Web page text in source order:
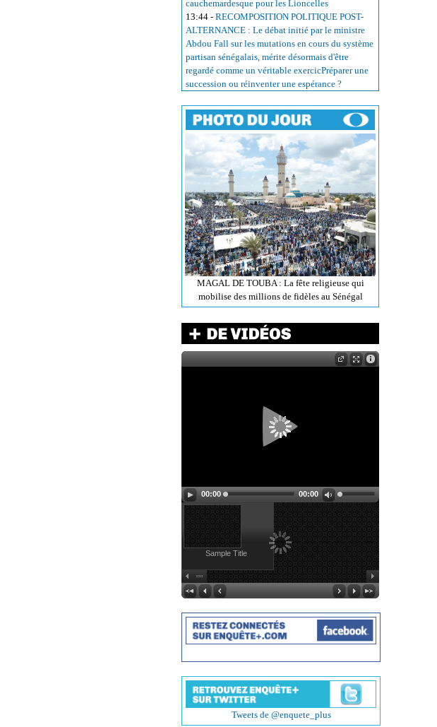
cauchemardesque pour les Lioncelles
13:44 - RECOMPOSITION POLITIQUE POST-
ALTERNANCE : Le débat initié par le ministre
Abdou Fall sur les mutations en cours du système
partisan sénégalais, mérite désormais d'être
regardé comme un véritable exercicPréparer une
succession ou réinventer une espérance ?
MAGAL DE TOUBA : La fête religieuse qui
mobilise des millions de fidèles au Sénégal
00:00 00:00
Sample Title
Tweets de @enquete_plus